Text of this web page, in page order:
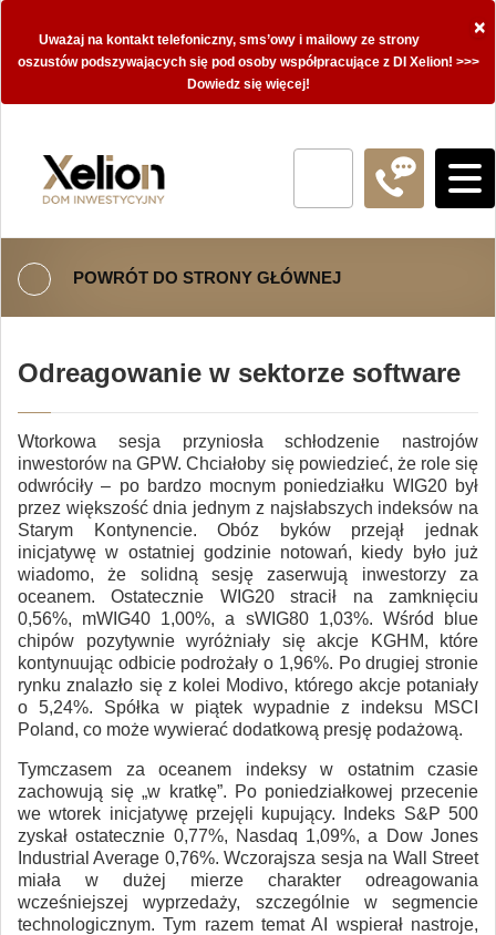
×
Uważaj na kontakt telefoniczny, sms’owy i mailowy ze strony
oszustów podszywających się pod osoby współpracujące z DI Xelion! >>>
Dowiedz się więcej!
POWRÓT DO STRONY GŁÓWNEJ
Odreagowanie w sektorze software
Wtorkowa sesja przyniosła schłodzenie nastrojów
inwestorów na GPW. Chciałoby się powiedzieć, że role się
odwróciły – po bardzo mocnym poniedziałku WIG20 był
przez większość dnia jednym z najsłabszych indeksów na
Starym Kontynencie. Obóz byków przejął jednak
inicjatywę w ostatniej godzinie notowań, kiedy było już
wiadomo, że solidną sesję zaserwują inwestorzy za
oceanem. Ostatecznie WIG20 stracił na zamknięciu
0,56%, mWIG40 1,00%, a sWIG80 1,03%. Wśród blue
chipów pozytywnie wyróżniały się akcje KGHM, które
kontynuując odbicie podrożały o 1,96%. Po drugiej stronie
rynku znalazło się z kolei Modivo, którego akcje potaniały
o 5,24%. Spółka w piątek wypadnie z indeksu MSCI
Poland, co może wywierać dodatkową presję podażową.
Tymczasem za oceanem indeksy w ostatnim czasie
zachowują się „w kratkę”. Po poniedziałkowej przecenie
we wtorek inicjatywę przejęli kupujący. Indeks S&P 500
zyskał ostatecznie 0,77%, Nasdaq 1,09%, a Dow Jones
Industrial Average 0,76%. Wczorajsza sesja na Wall Street
miała w dużej mierze charakter odreagowania
wcześniejszej wyprzedaży, szczególnie w segmencie
technologicznym. Tym razem temat AI wspierał nastroje,